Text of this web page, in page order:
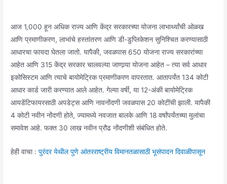
आज 1,000 हून अधिक राज्य आणि केंद्र सरकारच्या योजना लाभार्थ्यांची ओळख
आणि प्रमाणीकरण, लाभांचे हस्तांतरण आणि डी-डुप्लिकेशन सुनिश्चित करण्यासाठी
आधारचा फायदा घेतला जातो. यापैकी, जवळपास 650 योजना राज्य सरकारांच्या
आहेत आणि 315 केंद्र सरकार चालवल्या जाणार्‍या योजना आहेत – त्या सर्व आधार
इकोसिस्टम आणि त्याचे बायोमेट्रिक प्रमाणीकरण वापरतात. आतापर्यंत 134 कोटी
आधार कार्ड जारी करण्यात आले आहेत. गेल्या वर्षी, या 12-अंकी बायोमेट्रिक
आयडेंटिफायरसाठी अपडेट्स आणि नावनोंदणी जवळपास 20 कोटींची झाली. यापैकी
4 कोटी नवीन नोंदणी होते, ज्यामध्ये नवजात बालके आणि 18 वर्षांपर्यंतच्या मुलांचा
समावेश आहे. फक्त 30 लाख नवीन प्रौढ नोंदणीशी संबंधित होते.
हेही वाचा :पुरंदर येथील पुणे आंतरराष्ट्रीय विमानतळासाठी भूसंपादन दिवाळीपासून